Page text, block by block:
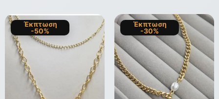
Έκπτωση
-50%
Έκπτωση
-30%